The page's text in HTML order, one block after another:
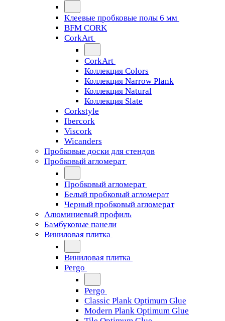
Клеевые пробковые полы 6 мм
BFM CORK
CorkArt
CorkArt
Коллекция Colors
Коллекция Narrow Plank
Коллекция Natural
Коллекция Slate
Corkstyle
Ibercork
Viscork
Wicanders
Пробковые доски для стендов
Пробковый агломерат
Пробковый агломерат
Белый пробковый агломерат
Черный пробковый агломерат
Алюминиевый профиль
Бамбуковые панели
Виниловая плитка
Виниловая плитка
Pergo
Pergo
Classic Plank Optimum Glue
Modern Plank Optimum Glue